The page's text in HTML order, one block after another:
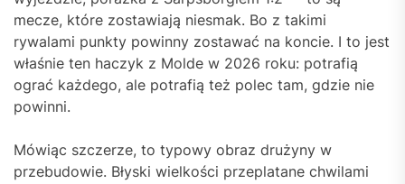
mecze, które zostawiają niesmak. Bo z takimi
rywalami punkty powinny zostawać na koncie. I to jest
właśnie ten haczyk z Molde w 2026 roku: potrafią
ograć każdego, ale potrafią też polec tam, gdzie nie
powinni.
Mówiąc szczerze, to typowy obraz drużyny w
przebudowie. Błyski wielkości przeplatane chwilami